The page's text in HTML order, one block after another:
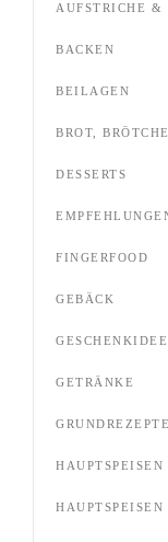
AUFSTRICHE &
BACKEN
BEILAGEN
BROT,
DESSERTS
FINGERFOOD
GEBÄCK
GETRÄNKE
GRUNDREZEPTE
HAUPTSPEISEN
HAUPTSPEISEN